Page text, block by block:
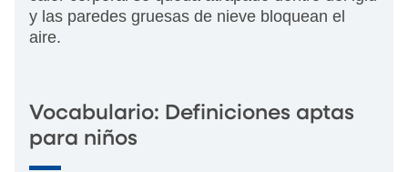
y las paredes gruesas de nieve bloquean el
aire.
Vocabulario: Definiciones aptas
para niños